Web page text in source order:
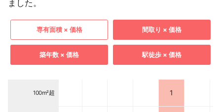
ました。
専有面積 × 価格 間取り × 価格
築年数 × 価格 駅徒歩 × 価格
100m²超 1